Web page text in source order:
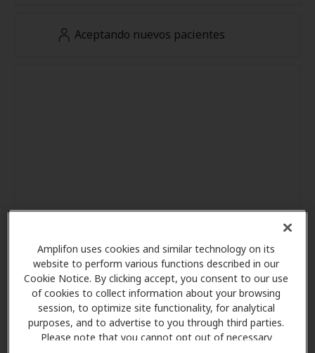
Amplifon uses cookies and similar technology on its
website to perform various functions described in our
Cookie Notice. By clicking accept, you consent to our use
of cookies to collect information about your browsing
session, to optimize site functionality, for analytical
purposes, and to advertise to you through third parties.
Please note that you cannot opt out of necessary
Aceptando nuevos pacientes